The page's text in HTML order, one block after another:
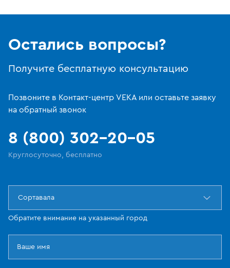
Остались вопросы?
Получите бесплатную консультацию
Позвоните в Контакт-центр VEKA или оставьте заявку
на обратный звонок
8 (800) 302-20-05
Круглосуточно, бесплатно
Сортавала
Обратите внимание на указанный город